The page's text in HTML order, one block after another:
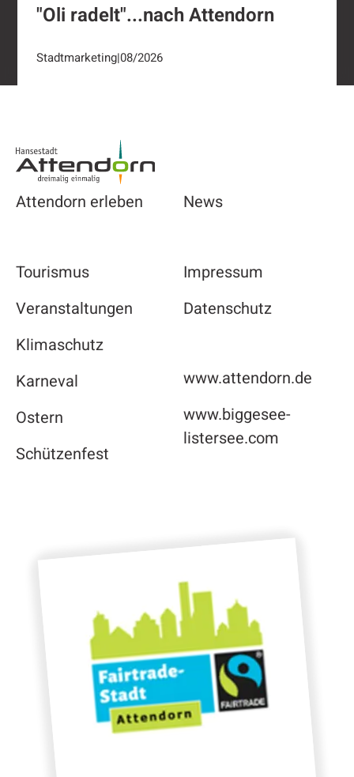
"Oli radelt"...nach Attendorn
Stadtmarketing|08/2026
Attendorn erleben
Tourismus
Veranstaltungen
Klimaschutz
Karneval
Ostern
Schützenfest
News
Impressum
Datenschutz
www.attendorn.de
www.biggesee-
listersee.com